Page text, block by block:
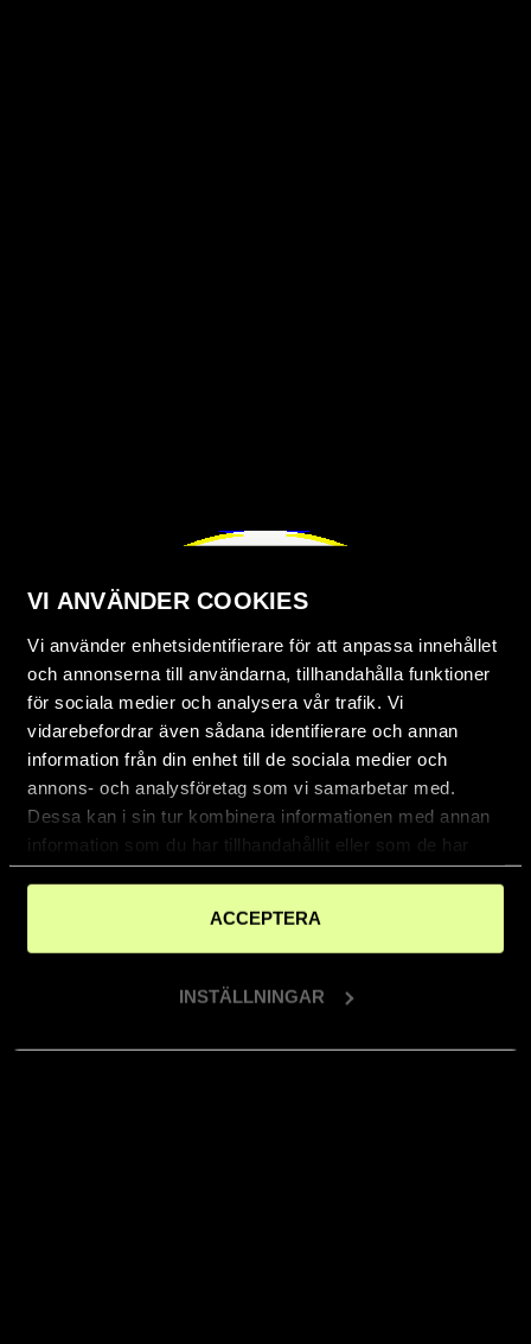
VI ANVÄNDER COOKIES
Vi använder enhetsidentifierare för att anpassa innehållet
och annonserna till användarna, tillhandahålla funktioner
för sociala medier och analysera vår trafik. Vi
vidarebefordrar även sådana identifierare och annan
information från din enhet till de sociala medier och
annons- och analysföretag som vi samarbetar med.
Dessa kan i sin tur kombinera informationen med annan
information som du har tillhandahållit eller som de har
samlat in när du har använt deras tjänster.
ACCEPTERA
INSTÄLLNINGAR